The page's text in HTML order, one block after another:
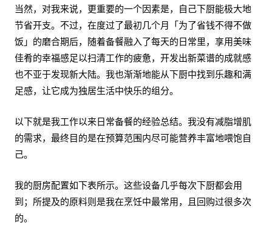
当然，对我来说，更重要的一个因素是，自己下厨能极大地
节省开支。不过，在度过了最初几个月「为了省钱不得不做
饭」的磨合期后，随着备餐融入了每天的日常里，享用美味
佳肴的幸福感足以扫清工作的疲惫，开发出新菜谱的成就感
也不亚于发现新大陆。我也渐渐地能从下厨中找到乐趣和满
足感，让它成为独居生活中快乐的组分。
以下就是我工作以来日常备餐的经验总结。我没有减脂增肌
的需求，最终目的是在预算范围内尽可能营养丰富地喂饱自
己。
我的厨房配置如下表所示。这些设备几乎每次下厨都会用
到；所提及的原料则是我在烹饪中最常用，且回购过很多次
的。